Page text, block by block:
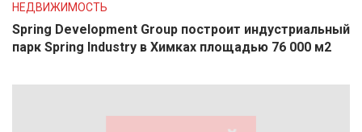
НЕДВИЖИМОСТЬ
Spring Development Group построит индустриальный
парк Spring Industry в Химках площадью 76 000 м2